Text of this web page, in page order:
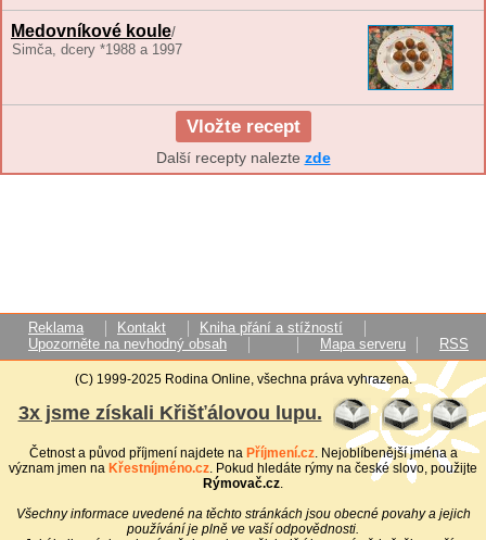
Medovníkové koule/
Simča, dcery *1988 a 1997
Vložte recept
Další recepty nalezte zde
Reklama Kontakt
Kniha přání a stížností
Upozorněte na nevhodný obsah
Mapa serveru RSS
(C) 1999-2025 Rodina Online, všechna práva vyhrazena.
3x jsme získali Křišťálovou lupu.
Četnost a původ příjmení najdete na Příjmení.cz. Nejoblíbenější jména a
význam jmen na Křestníjméno.cz . Pokud hledáte rýmy na české slovo, použijte
Rýmovač.cz
Všechny informace uvedené na těchto stránkách jsou obecné povahy a jejich
používání je plně ve vaší odpovědnosti.